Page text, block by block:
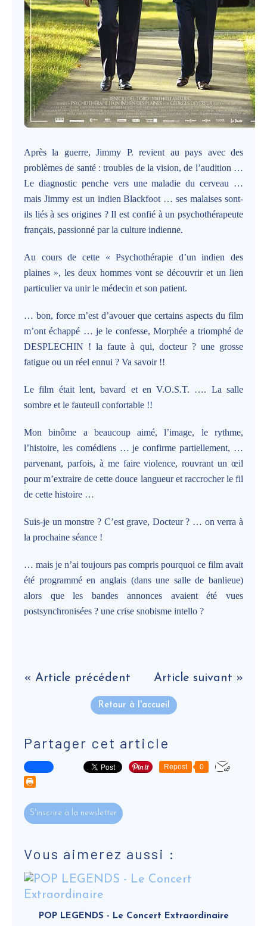
Après la guerre, Jimmy P. revient au pays avec des
problèmes de santé : troubles de la vision, de l’audition …
Le diagnostic penche vers une maladie du cerveau …
mais Jimmy est un indien Blackfoot … ses malaises sont-
ils liés à ses origines ? Il est confié à un psychothérapeute
français, passionné par la culture indienne.
Au cours de cette « Psychothérapie d’un indien des
plaines », les deux hommes vont se découvrir et un lien
particulier va unir le médecin et son patient.
… bon, force m’est d’avouer que certains aspects du film
m’ont échappé … je le confesse, Morphée a triomphé de
DESPLECHIN ! la faute à qui, docteur ? une grosse
fatigue ou un réel ennui ? Va savoir !!
Le film était lent, bavard et en V.O.S.T. …. La salle
sombre et le fauteuil confortable !!
Mon binôme a beaucoup aimé, l’image, le rythme,
l’histoire, les comédiens … je confirme partiellement, …
parvenant, parfois, à me faire violence, rouvrant un œil
pour m’extraire de cette douce langueur et raccrocher le fil
de cette histoire …
Suis-je un monstre ? C’est grave, Docteur ? … on verra à
la prochaine séance !
… mais je n’ai toujours pas compris pourquoi ce film avait
été programmé en anglais (dans une salle de banlieue)
alors que les bandes annonces avaient été vues
postsynchronisées ? une crise snobisme intello ?
« Article précédent Article suivant »
Retour à l'accueil
Partager cet article
Repost 0
S'inscrire à la newsletter
Vous aimerez aussi :
POP LEGENDS - Le Concert Extraordinaire